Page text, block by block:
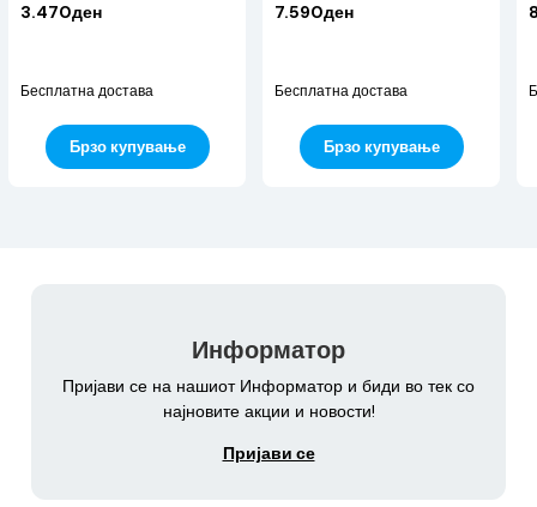
3.470ден
Бесплатна достава
Брзо купување
7.590ден
Бесплатна достава
Брзо купување
Информатор
Пријави се на нашиот Информатор и биди во тек со
најновите акции и новости!
Пријави се